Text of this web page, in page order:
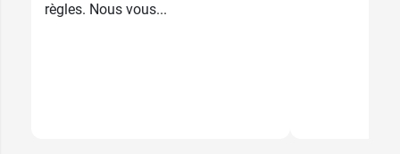
règles. Nous vous...